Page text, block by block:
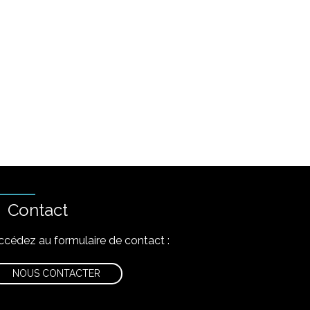
Contact
au formulaire de contact :
NOUS CONTACTER